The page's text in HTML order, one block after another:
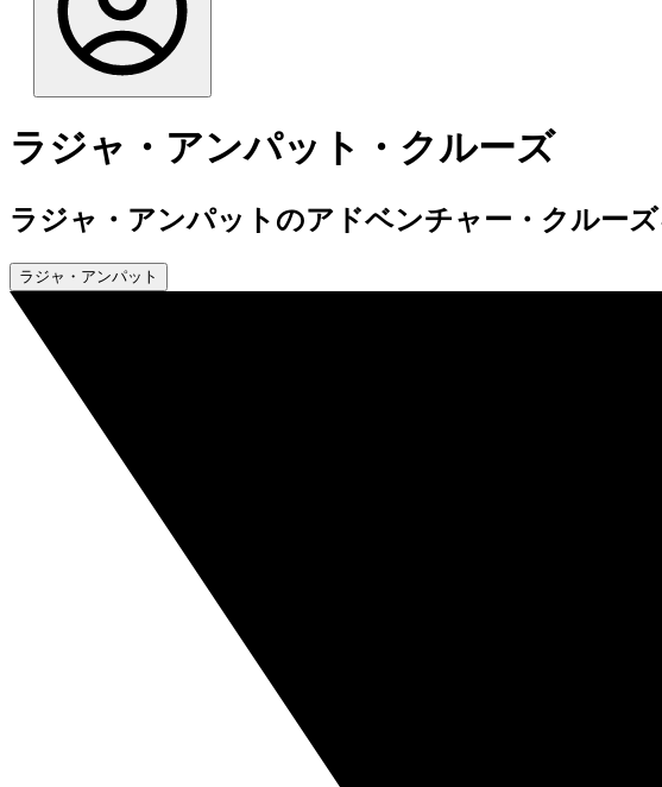
ラジャ・アンパット・クルーズ
ラジャ・アンパットのアドベンチャー・クルー
ラジャ・アンパット